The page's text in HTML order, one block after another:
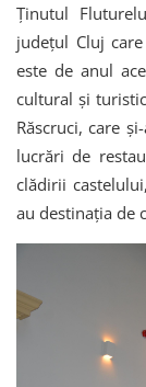
Ținutul
județul Cluj
este de anul
cultural și
Răscruci, care
lucrări de
clădirii
au destinația de